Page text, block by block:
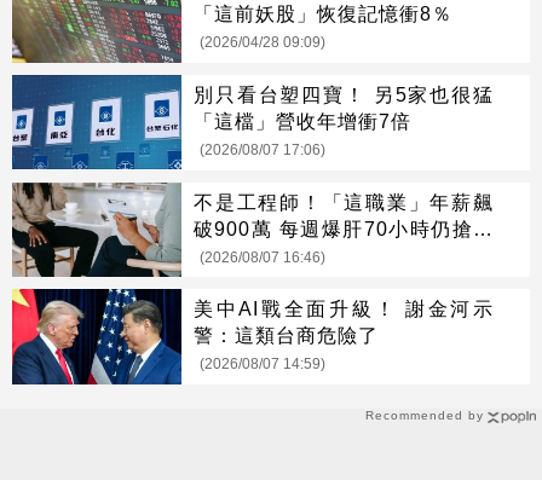
Recommended by
「這前妖股」恢復記憶衝8％
(2026/04/28 09:09)
別只看台塑四寶！ 另5家也很猛
「這檔」營收年增衝7倍
(2026/08/07 17:06)
不是工程師！「這職業」年薪飆
破900萬 每週爆肝70小時仍搶破
頭
(2026/08/07 16:46)
美中AI戰全面升級！ 謝金河示
警：這類台商危險了
(2026/08/07 14:59)